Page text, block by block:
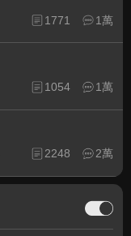
1771 1萬
1054 1萬
2248 2萬